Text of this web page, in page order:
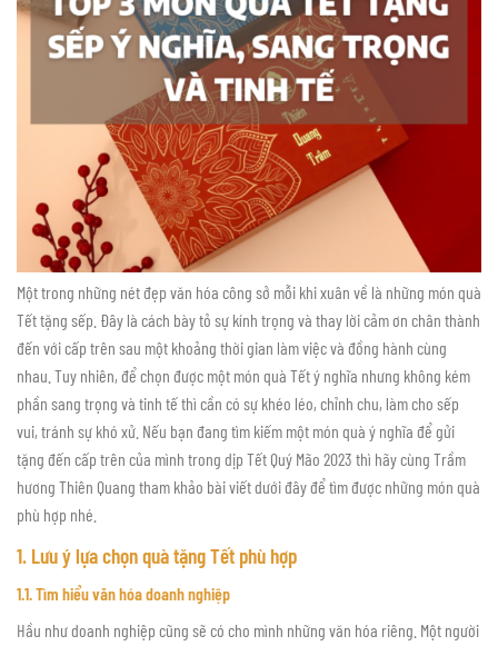
Một trong những nét đẹp văn hóa công sở mỗi khi xuân về là những món quà
Tết tặng sếp. Đây là cách bày tỏ sự kính trọng và thay lời cảm ơn chân thành
đến với cấp trên sau một khoảng thời gian làm việc và đồng hành cùng
nhau. Tuy nhiên, để chọn được một món quà Tết ý nghĩa nhưng không kém
phần sang trọng và tinh tế thì cần có sự khéo léo, chỉnh chu, làm cho sếp
vui, tránh sự khó xử. Nếu bạn đang tìm kiếm một món quà ý nghĩa để gửi
tặng đến cấp trên của mình trong dịp Tết Quý Mão 2023 thì hãy cùng Trầm
hương Thiên Quang tham khảo bài viết dưới đây để tìm được những món quà
phù hợp nhé.
1. Lưu ý lựa chọn quà tặng Tết phù hợp
1.1.Tìm hiểu văn hóa doanh nghiệp
Hầu như doanh nghiệp cũng sẽ có cho mình những văn hóa riêng. Một người